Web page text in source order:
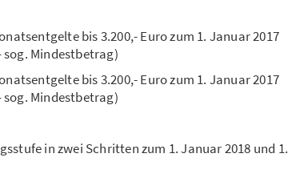
bis 3.200,- Euro zum 1. Januar 2017
sog. Mindestbetrag)
bis 3.200,- Euro zum 1. Januar 2017
sog. Mindestbetrag)
in zwei Schritten zum 1. Januar 2018 und 1.